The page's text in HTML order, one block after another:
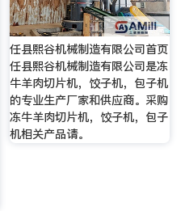
任县熙谷机械制造有限公司首页
任县熙谷机械制造有限公司是冻
牛羊肉切片机，饺子机，包子机
的专业生产厂家和供应商。采购
冻牛羊肉切片机，饺子机，包子
机相关产品请。